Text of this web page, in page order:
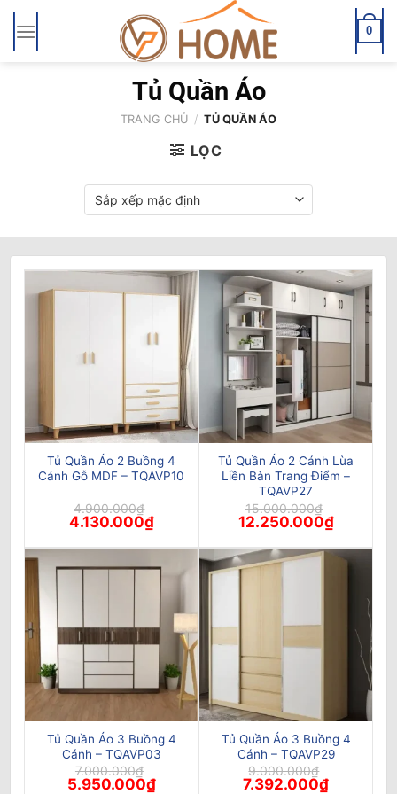
Bỏ
qua
nội
0
Tủ Quần Áo
TRANG CHỦ / TỦ QUẦN ÁO
LỌC
Tủ Quần Áo 2 Buồng 4
Cánh Gỗ MDF – TQAVP10
4.900.000₫
Giá
gốc
là:
4.130.000₫Giá
hiện
tại
4.130.000₫.
Tủ Quần Áo 2 Cánh Lùa
Liền Bàn Trang Điểm –
TQAVP27
15.000.000₫
Giá
gốc
là:
15.000.000₫.
12.250.000₫Giá
hiện
tại
là:
Tủ Quần Áo 3 Buồng 4
Cánh – TQAVP03
7.000.000₫
Giá
5.950.000₫Giá
Tủ Quần Áo 3 Buồng 4
Cánh – TQAVP29
9.000.000₫
Giá
7.392.000₫Giá